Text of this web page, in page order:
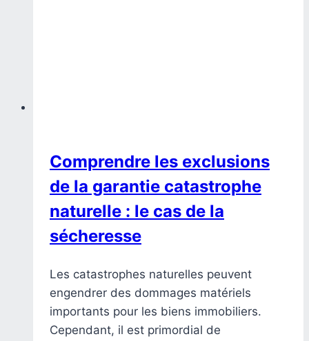
Comprendre les exclusions
de la garantie catastrophe
naturelle : le cas de la
sécheresse
Les catastrophes naturelles peuvent
engendrer des dommages matériels
importants pour les biens immobiliers.
Cependant, il est primordial de